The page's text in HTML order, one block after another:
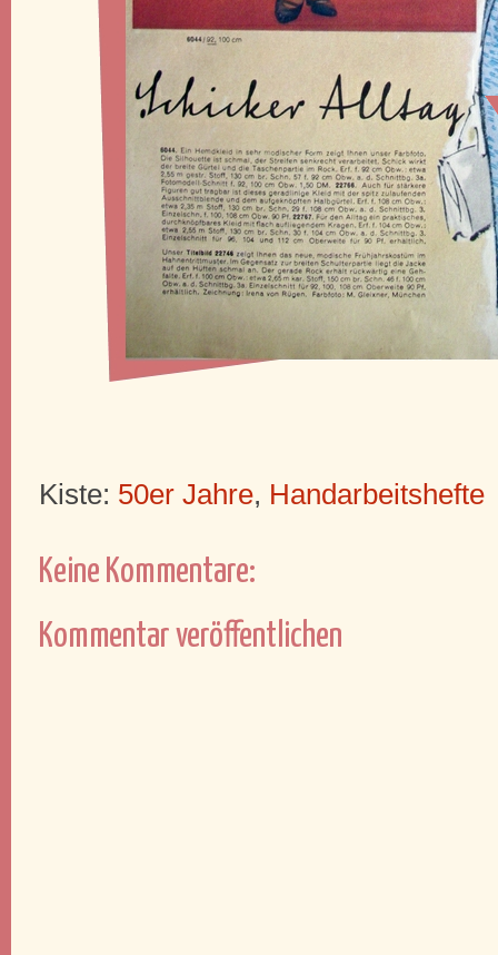
Kiste: 50er Jahre, Handarbeitshefte
Keine Kommentare:
Kommentar veröffentlichen